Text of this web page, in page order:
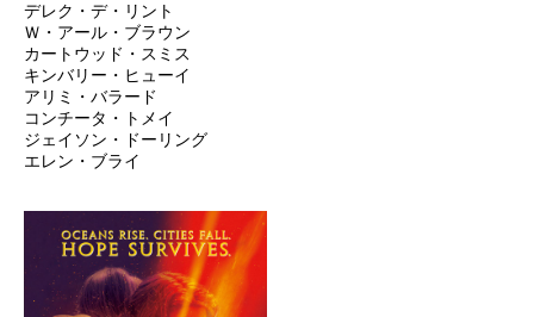
デレク・デ・リント
Ｗ・アール・ブラウン
カートウッド・スミス
キンバリー・ヒューイ
アリミ・バラード
コンチータ・トメイ
ジェイソン・ドーリング
エレン・ブライ